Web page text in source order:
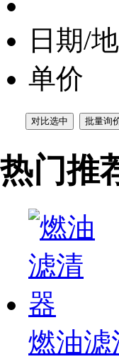
日期/
单价
热门推
燃油滤